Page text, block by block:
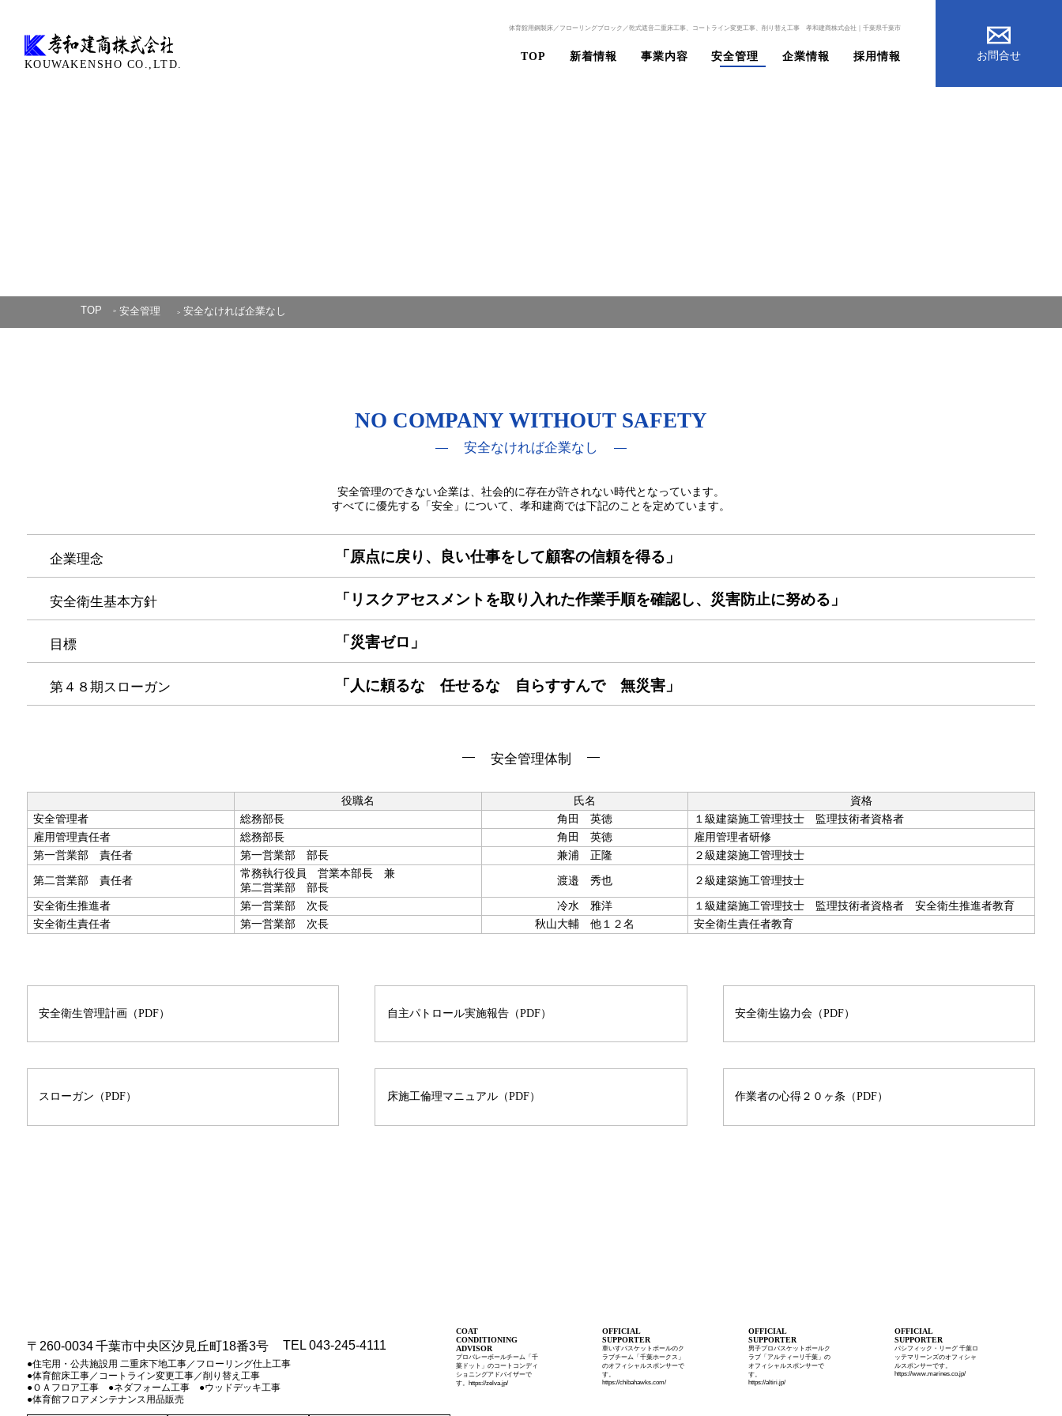
KOUWAKENSHO CO.,LTD.
体育館用鋼製床／フローリングブロック／乾式遮音二重床工事、コートライン変更工事、削り替え工事 孝和建商株式会社｜千葉県千葉市
TOP 新着情報 事業内容 安全管理 企業情報 採用情報 お問合せ
TOP 安全管理 安全なければ企業なし
NO COMPANY WITHOUT SAFETY
安全なければ企業なし
安全管理のできない企業は、社会的に存在が許されない時代となっています。
すべてに優先する「安全」について、孝和建商では下記のことを定めています。
企業理念 「原点に戻り、良い仕事をして顧客の信頼を得る」
安全衛生基本方針 「リスクアセスメントを取り入れた作業手順を確認し、災害防止に努める」
目標 「災害ゼロ」
第４８期スローガン 「人に頼るな 任せるな 自らすすんで 無災害」
安全管理体制
役職名 氏名
資格
安全管理者
総務部長 角田 英徳
１級建築施工管理技士 監理技術者資格者
雇用管理責任者
総務部長 角田 英徳
雇用管理者研修
第一営業部 責任者
第一営業部 部長 兼浦 正隆 ２級建築施工管理技士
第二営業部 責任者
常務執行役員 営業本部長 兼
第二営業部 部長
渡邉 秀也 ２級建築施工管理技士
安全衛生推進者 第一営業部 次長 冷水 雅洋
１級建築施工管理技士 監理技術者資格者 安全衛生推進者教育
安全衛生責任者
第一営業部 次長 秋山大輔 他１２名 安全衛生責任者教育
安全衛生管理計画（PDF） 自主パトロール実施報告（PDF） 安全衛生協力会（PDF）
スローガン（PDF） 床施工倫理マニュアル（PDF） 作業者の心得２０ヶ条（PDF）
〒260-0034 千葉市中央区汐見丘町18番3号 TEL 043-245-4111
●住宅用・公共施設用 二重床下地工事／フローリング仕上工事
●体育館床工事／コートライン変更工事／削り替え工事
●ＯＡフロア工事 ●ネダフォーム工事 ●ウッドデッキ工事
●体育館フロアメンテナンス用品販売
COAT
CONDITIONING
ADVISOR
プロバレーボールチーム「千
葉ドット」のコートコンディ
ショニングアドバイザーで
す。https://zelva.jp/
OFFICIAL
SUPPORTER
車いすバスケットボールのク
ラブチーム「千葉ホークス」
のオフィシャルスポンサーで
す。
https://chibahawks.com/
OFFICIAL
SUPPORTER
男子プロバスケットボールク
ラブ「アルティーリ千葉」の
オフィシャルスポンサーで
す。
https://altiri.jp/
OFFICIAL
SUPPORTER
パシフィック・リーグ 千葉ロ
ッテマリーンズのオフィシャ
ルスポンサーです。
https://www.marines.co.jp/